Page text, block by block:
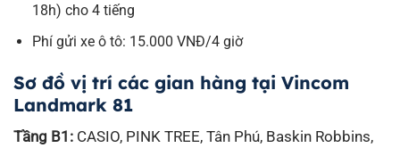
18h) cho 4 tiếng
Phí gửi xe ô tô: 15.000 VNĐ/4 giờ
Sơ đồ vị trí các gian hàng tại Vincom
Landmark 81
Tầng B1: CASIO, PINK TREE, Tân Phú, Baskin Robbins,